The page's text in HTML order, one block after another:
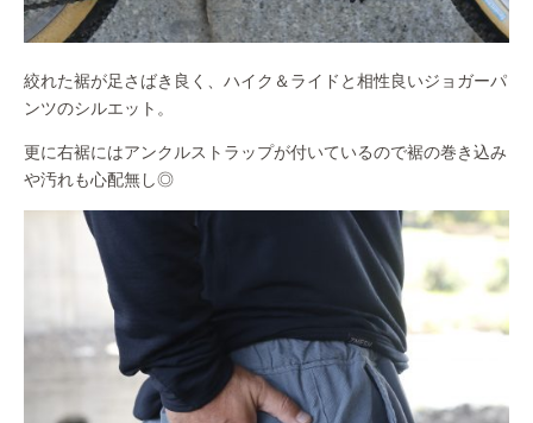
絞れた裾が足さばき良く、ハイク＆ライドと相性良いジョガーパ
ンツのシルエット。
更に右裾にはアンクルストラップが付いているので裾の巻き込み
や汚れも心配無し◎